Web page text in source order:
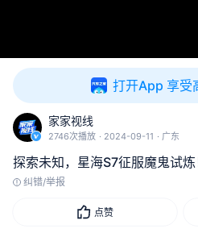
打开App 享受
家家视线
2746次播放 2024-09-11 广东
探索未知，星海S7征服魔鬼试炼
纠错/举报
点赞